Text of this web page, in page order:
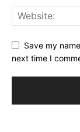
Save my
next time I